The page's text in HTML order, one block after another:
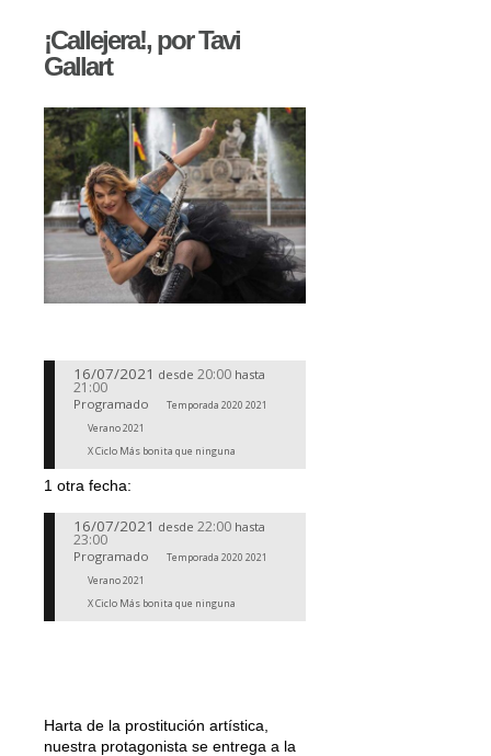
¡Callejera!, por Tavi
Gallart
16/07/2021 desde 20:00 hasta
21:00
Programado
Temporada 2020 2021
Verano 2021
X Ciclo Más bonita que ninguna
1 otra fecha:
16/07/2021 desde 22:00 hasta
23:00
Programado
Temporada 2020 2021
Verano 2021
X Ciclo Más bonita que ninguna
Harta de la prostitución artística,
nuestra protagonista se entrega a la